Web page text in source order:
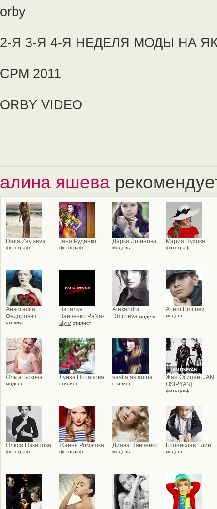
orby
2-Я 3-Я 4-Я НЕДЕЛЯ МОДЫ НА
CPM 2011
ORBY VIDEO
алина яшева
Daria Zaytseva
фотограф
Таня Руденко
фотограф
Дарья Логинова
модель
Мария Пухова
фотограф
Анастасия
Федорович
стилист
Наталья
Панченко PаNа-
style стилист
Alexandra
Dmitrieva модель
Artem Dmitriev
модель
Ольга Бокова
модель
Луиза Потапова
стилист
sasha astanina
стилист
Жан Осипян [JAN
OSIPYAN]
фотограф
Олеся Накипова
фотограф
Жанна Ромашка
фотограф
Диана Панченко
модель
Бронислав Елин
модель